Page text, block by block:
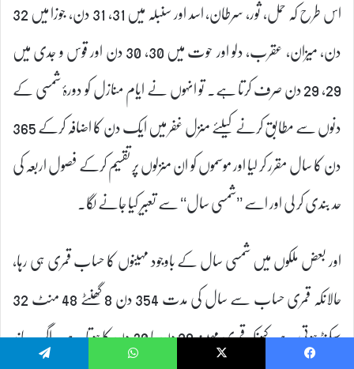
اس طرح کہ حمل، ثور، سرطان، اسد اور سنبلہ میں 31، 31 دن، جوزا میں 32
دن، میزان، عقرب، دلو اور حوت میں 30، 30 دن اور قوس و جدی میں
29، 29 دن صرف کرتا ہے۔ تو انہوں نے ایام منازل کو دورۂ شمسی کے
دنوں سے مطابق کرنے کیلئے منزل غفر میں ایک دن کا اضافہ کرکے 365
دن کا سال مقرر کر لیا اور موسموں کو ان منزلوں پر تقسیم کرکے فصول اربعہ کی
حد بندی کر لی اور اسے ’’شمسی سال‘‘ سے تعبیر کیا جانے لگا۔
اور بعض ملکوں میں شمسی سال کے باوجود مہینوں کا حساب قمری ہی رہا،
حالانکہ قمری حساب سے سال کی مدت 354 دن 8 گھنٹے 48 منٹ 32
سیکنڈ ہوتی ہے، کیونکہ قمری مہینہ 29 دن یا 30 دن کا ہوتا ہے۔ اگرچہ چاند